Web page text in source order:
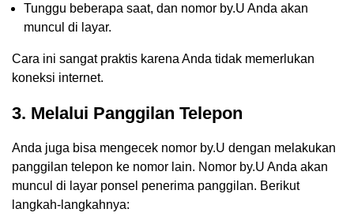
Tunggu beberapa saat, dan nomor by.U Anda akan
muncul di layar.
Cara ini sangat praktis karena Anda tidak memerlukan
koneksi internet.
3. Melalui Panggilan Telepon
Anda juga bisa mengecek nomor by.U dengan melakukan
panggilan telepon ke nomor lain. Nomor by.U Anda akan
muncul di layar ponsel penerima panggilan. Berikut
langkah-langkahnya: